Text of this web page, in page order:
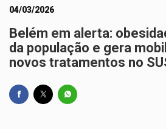
04/03/2026
Belém em alerta:
da população e gera
novos tratamentos no